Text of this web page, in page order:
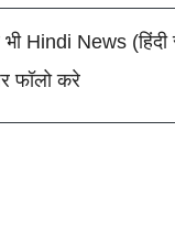
Hindi News (हिंदी
फॉलो करे